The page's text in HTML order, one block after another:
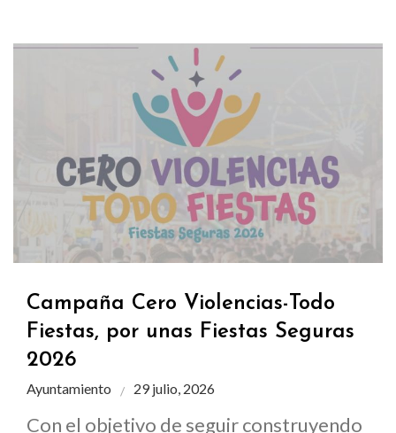
Campaña Cero Violencias-Todo
Fiestas, por unas Fiestas Seguras
2026
Ayuntamiento 29 julio, 2026
Con el objetivo de seguir construyendo